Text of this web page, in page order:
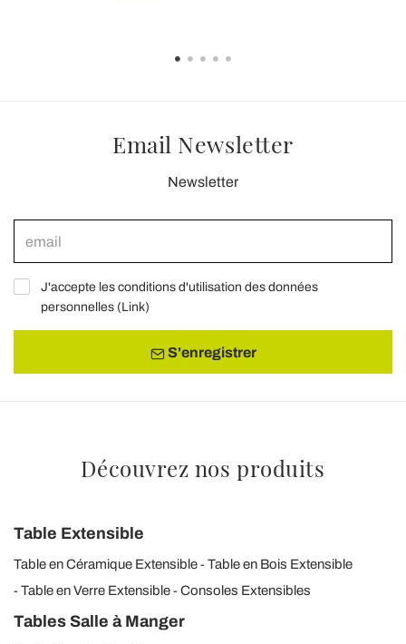
Email Newsletter
Newsletter
J'accepte les conditions d'utilisation des données
personnelles (Link)
S'enregistrer
Découvrez nos produits
Table Extensible
Table en Céramique Extensible
Table en Bois Extensible
Table en Verre Extensible
Consoles Extensibles
Tables Salle à Manger